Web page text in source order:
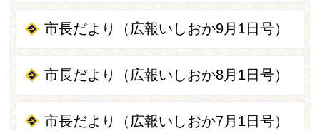
市長だより（広報いしおか9月1日号）
市長だより（広報いしおか8月1日号）
市長だより（広報いしおか7月1日号）